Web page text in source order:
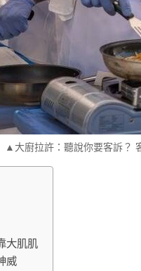
▲大廚拉許：聽說你要客訴？
大肌肌
威